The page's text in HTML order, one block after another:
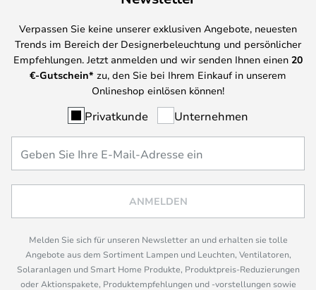
Verpassen Sie keine unserer exklusiven Angebote, neuesten
Trends im Bereich der Designerbeleuchtung und persönlicher
Empfehlungen. Jetzt anmelden und wir senden Ihnen einen 20
€-Gutschein* zu, den Sie bei Ihrem Einkauf in unserem
Onlineshop einlösen können!
Privatkunde Unternehmen
ANMELDEN
Melden Sie sich für unseren Newsletter an und erhalten sie tolle
Angebote aus dem Sortiment Lampen und Leuchten, Ventilatoren,
Solaranlagen und Smart Home Produkte, Produktpreis-Reduzierungen
oder Aktionspakete, Produktempfehlungen und -vorstellungen sowie